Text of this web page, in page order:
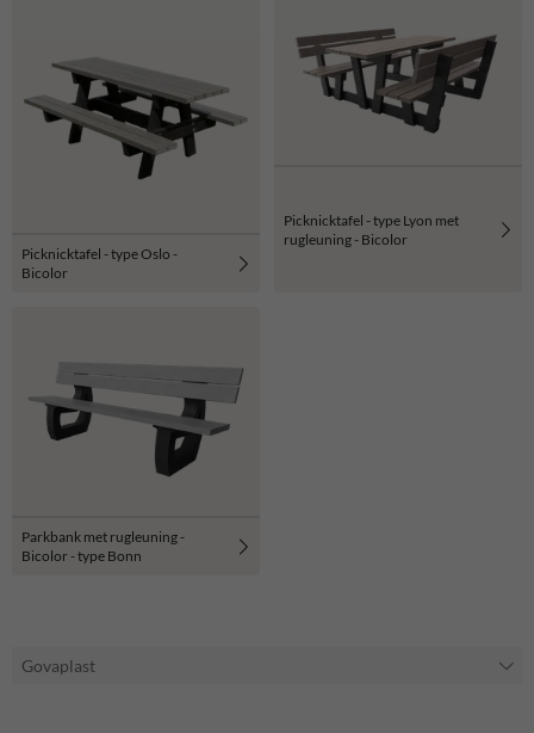
Picknicktafel - type Oslo -
Bicolor
Picknicktafel - type Lyon met
rugleuning - Bicolor
Parkbank met rugleuning -
Bicolor - type Bonn
Govaplast